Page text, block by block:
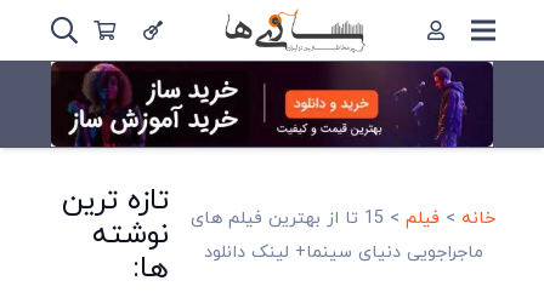
خانه > فیلم>
15 تا از بهترین فیلم های
ماجراجویی دنیای سینما+ لینک دانلود
تازه ترین
نوشته
ها: